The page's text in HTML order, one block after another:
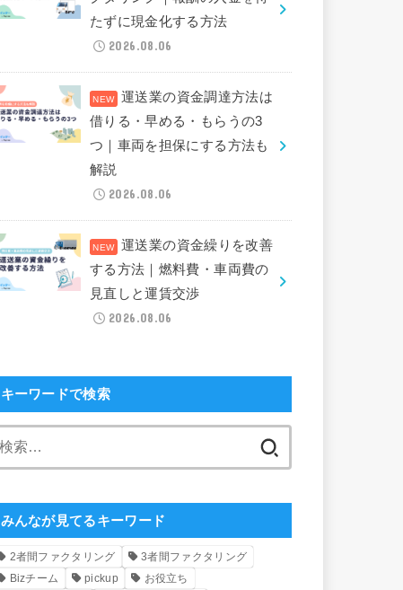
たずに現金化する方法
2026.08.06
運送業の資金調達方法は
借りる・早める・もらうの3
つ｜車両を担保にする方法も
解説
2026.08.06
運送業の資金繰りを改善
する方法｜燃料費・車両費の
見直しと運賃交渉
2026.08.06
キーワードで検索
みんなが見てるキーワード
2者間ファクタリング
3者間ファクタリング
Bizチーム
pickup
お役立ち